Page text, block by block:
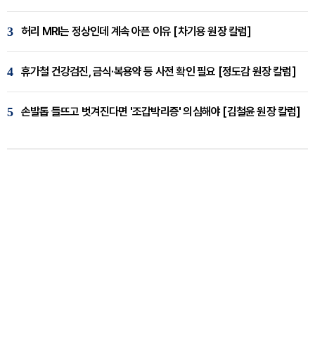
3 허리 MRI는 정상인데 계속 아픈 이유 [차기용 원장 칼럼]
4 휴가철 건강검진, 금식·복용약 등 사전 확인 필요 [정도감 원장 칼럼]
5 손발톱 들뜨고 벗겨진다면 '조갑박리증' 의심해야 [김철윤 원장 칼럼]